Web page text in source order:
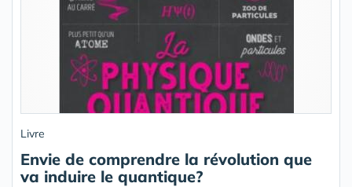
Livre
Envie de comprendre la révolution que
va induire le quantique?